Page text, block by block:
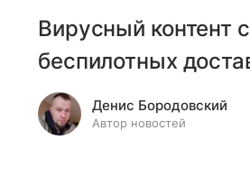
Вирусный контент
беспилотных
Денис Бородовский
Автор новостей